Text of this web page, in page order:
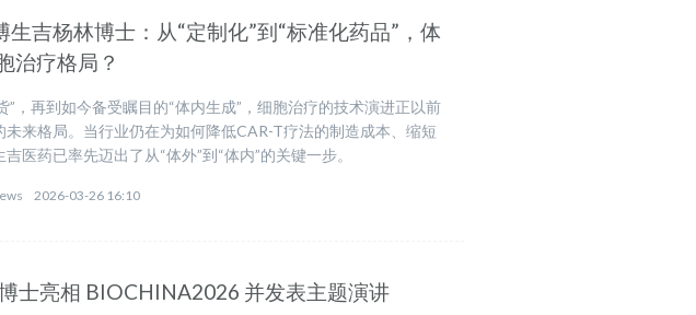
生吉杨林博士：从“定制化”到“标准化药品”，体
治疗格局？
”，再到如今备受瞩目的“体内生成”，细胞治疗的技术演进正以前
未来格局。当行业仍在为如何降低CAR-T疗法的制造成本、缩短
医药已率先迈出了从“体外”到“体内”的关键一步。
2026-03-26 16:10
士亮相 BIOCHINA2026 并发表主题演讲